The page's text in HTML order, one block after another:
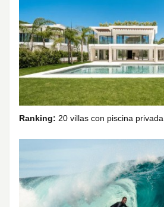
Ranking: 20 villas con piscina privada